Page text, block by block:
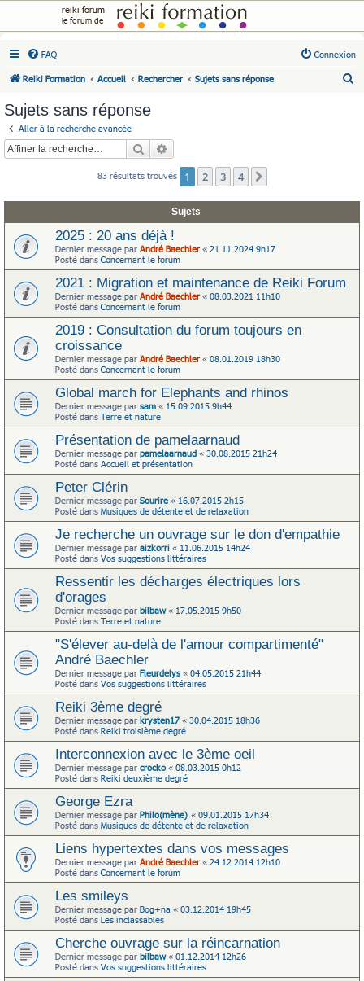
reiki forum
FAQ Connexion
Reiki Formation Accueil Rechercher Sujets sans réponse
Sujets sans réponse
Aller à la recherche avancée
Rechercher
83 résultats trouvés 1 2 3 4
Sujets
2025 : 20 ans déjà !
Dernier message par André Baechler« 21.11.2024 9h17
Posté dansConcernant le forum
2021 : Migration et maintenance de Reiki Forum
Dernier message par André Baechler« 08.03.2021 11h10
Posté dansConcernant le forum
2019 : Consultation du forum toujours en
croissance
Dernier message par André Baechler« 08.01.2019 18h30
Posté dansConcernant le forum
Global march for Elephants and rhinos
Dernier message par sam « 15.09.2015 9h44
Posté dans Terre et nature
Présentation de pamelaarnaud
Dernier message par pamelaarnaud « 30.08.2015 21h24
Posté dans Accueil et présentation
Peter Clérin
Dernier message par Sourire « 16.07.2015 2h15
Posté dans Musiques de détente et de relaxation
Je recherche un ouvrage sur le don d'empathie
Dernier message par aizkorri « 11.06.2015 14h24
Posté dans Vos suggestions littéraires
Ressentir les décharges électriques lors
d'orages
Dernier message par bilbaw« 17.05.2015 9h50
Posté dans Terre et nature
"S'élever au-delà de l'amour compartimenté"
André Baechler
Dernier message par Fleurdelys « 04.05.2015 21h44
Posté dans Vos suggestions littéraires
Reiki 3ème degré
Dernier message par krysten17 « 30.04.2015 18h36
Posté dans Reiki troisième degré
Interconnexion avec le 3ème oeil
Dernier message par crocko« 08.03.2015 0h12
Posté dans Reiki deuxième degré
George Ezra
Dernier message par Philo(mène) « 09.01.2015 17h34
Posté dans Musiques de détente et de relaxation
Liens hypertextes dans vos messages
Dernier message par André Baechler« 24.12.2014 12h10
Posté dansConcernant le forum
Les smileys
Dernier message par Bog+na « 03.12.2014 19h45
Posté dans Les inclassables
Cherche ouvrage sur la réincarnation
Dernier message par bilbaw« 01.12.2014 12h26
Posté dans Vos suggestions littéraires
le forum de